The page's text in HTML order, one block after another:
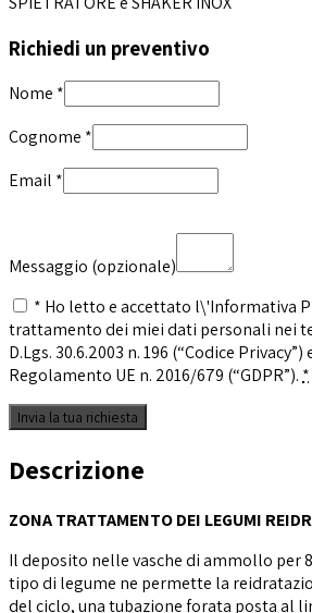
Richiedi un preventivo
Nome *
Cognome *
Email *
Messaggio (opzionale)
* Ho letto e accettato l\'Informativa
trattamento dei miei dati personali nei
D.Lgs. 30.6.2003 n. 196 (“Codice Privacy”)
Regolamento UE n. 2016/679 (“GDPR”).*
Descrizione
ZONA TRATTAMENTO DEI LEGUMI
Il deposito nelle vasche di ammollo per
tipo di legume ne permette la
del ciclo, una tubazione forata posta al